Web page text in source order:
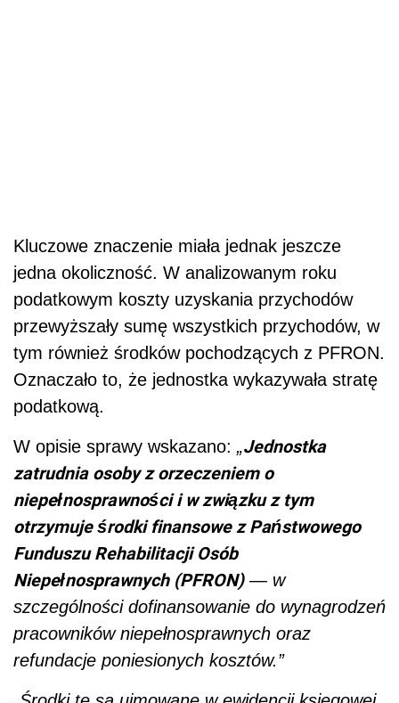
Kluczowe znaczenie miała jednak jeszcze
jedna okoliczność. W analizowanym roku
podatkowym koszty uzyskania przychodów
przewyższały sumę wszystkich przychodów, w
tym również środków pochodzących z PFRON.
Oznaczało to, że jednostka wykazywała stratę
podatkową.
W opisie sprawy wskazano: „Jednostka
zatrudnia osoby z orzeczeniem o
niepełnosprawności i w związku z tym
otrzymuje środki finansowe z Państwowego
Funduszu Rehabilitacji Osób
Niepełnosprawnych (PFRON)— w
szczególności dofinansowanie do wynagrodzeń
pracowników niepełnosprawnych oraz
refundacje poniesionych kosztów.”